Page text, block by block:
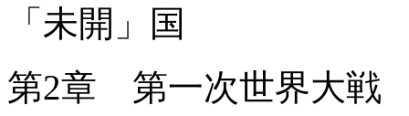
「未開」国
第2章 第一次世界大戦